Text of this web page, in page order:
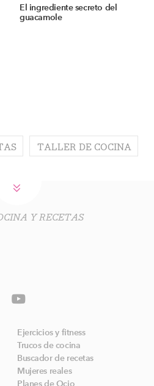
El ingrediente secreto del
guacamole
TALLER DE COCINA
Y RECETAS
Ejercicios y fitness
Trucos de cocina
Buscador de recetas
Mujeres reales